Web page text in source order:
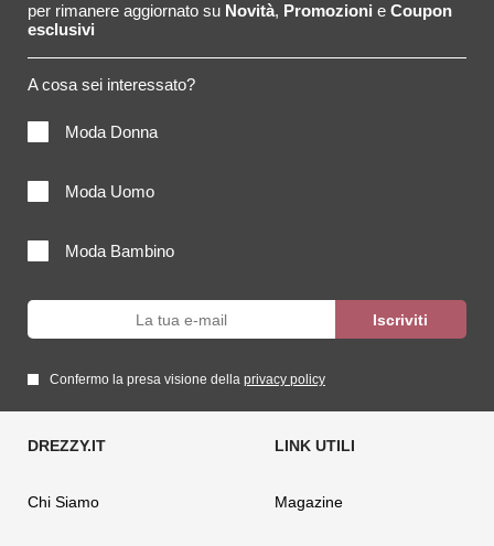
per rimanere aggiornato su Novità, Promozioni e Coupon
esclusivi
A cosa sei interessato?
Moda Donna
Moda Uomo
Moda Bambino
Confermo la presa visione della privacy policy
Chi Siamo Magazine